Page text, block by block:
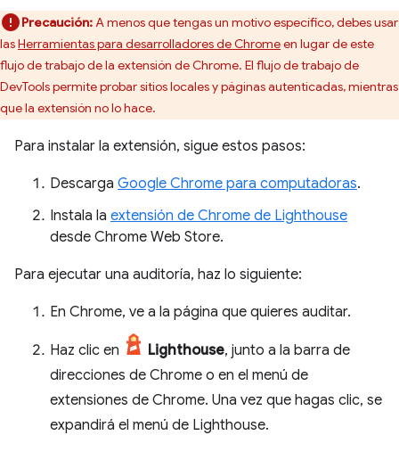
Precaución:A menos que tengas un motivo específico, debes usar
lasHerramientas para desarrolladores de Chromeen lugar de este
flujo de trabajo de la extensión de Chrome. El flujo de trabajo de
DevTools permite probar sitios locales y páginas autenticadas, mientras
que la extensión no lo hace.
Para instalar la extensión, sigue estos pasos:
Descarga Google Chrome para computadoras.
Instala la extensión de Chrome de Lighthouse
desde Chrome Web Store.
Para ejecutar una auditoría, haz lo siguiente:
En Chrome, ve a la página que quieres auditar.
Haz clic en Lighthouse, junto a la barra de
direcciones de Chrome o en el menú de
extensiones de Chrome. Una vez que hagas clic, se
expandirá el menú de Lighthouse.